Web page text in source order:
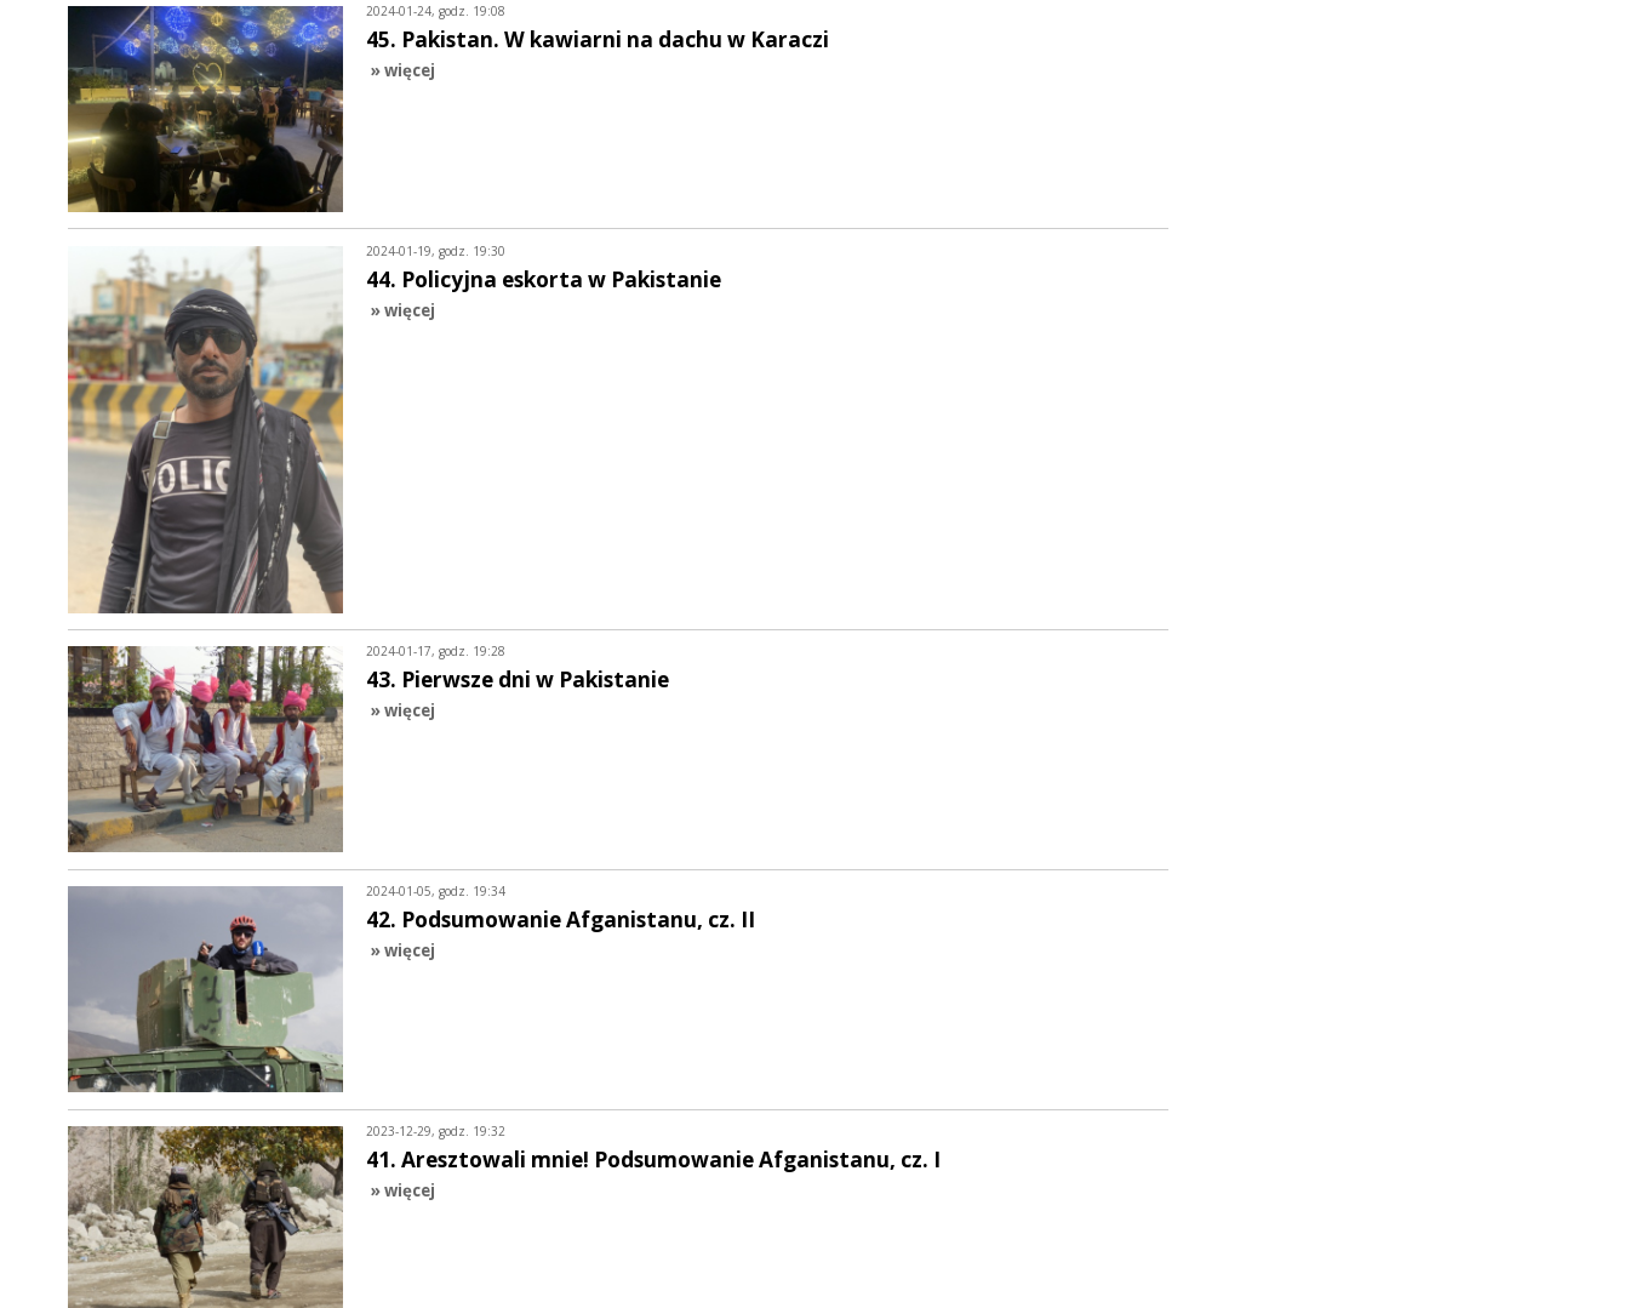
2024-01-24, godz. 19:08
45. Pakistan. W kawiarni na dachu w Karaczi
» więcej
2024-01-19, godz. 19:30
44. Policyjna eskorta w Pakistanie
» więcej
2024-01-17, godz. 19:28
43. Pierwsze dni w Pakistanie
» więcej
2024-01-05, godz. 19:34
42. Podsumowanie Afganistanu, cz. II
» więcej
2023-12-29, godz. 19:32
41. Aresztowali mnie! Podsumowanie Afganistanu, cz. I
» więcej